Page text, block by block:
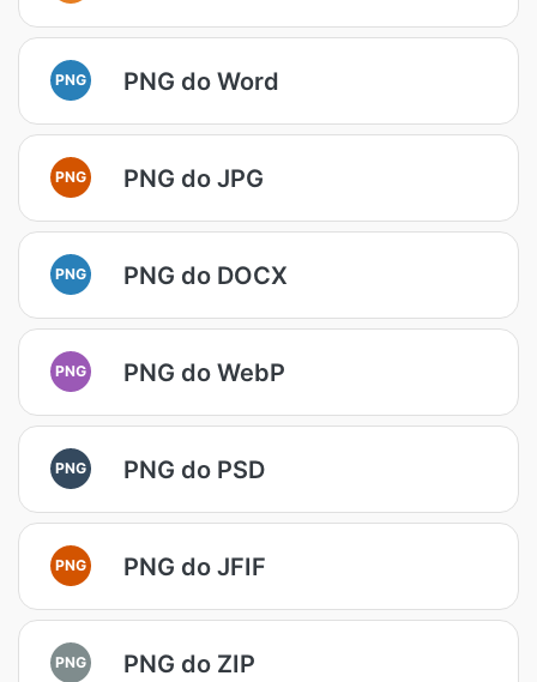
PNG PNG do Word
PNG PNG do JPG
PNG PNG do DOCX
PNG PNG do WebP
PNG PNG do PSD
PNG PNG do JFIF
PNG PNG do ZIP